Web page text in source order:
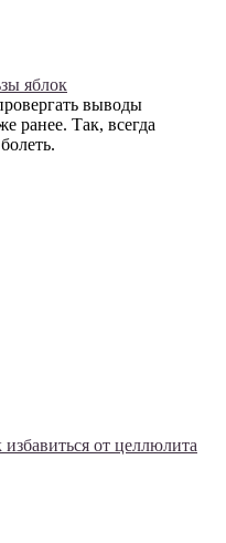
яблок
выводы
ранее. Так, всегда
от целлюлита